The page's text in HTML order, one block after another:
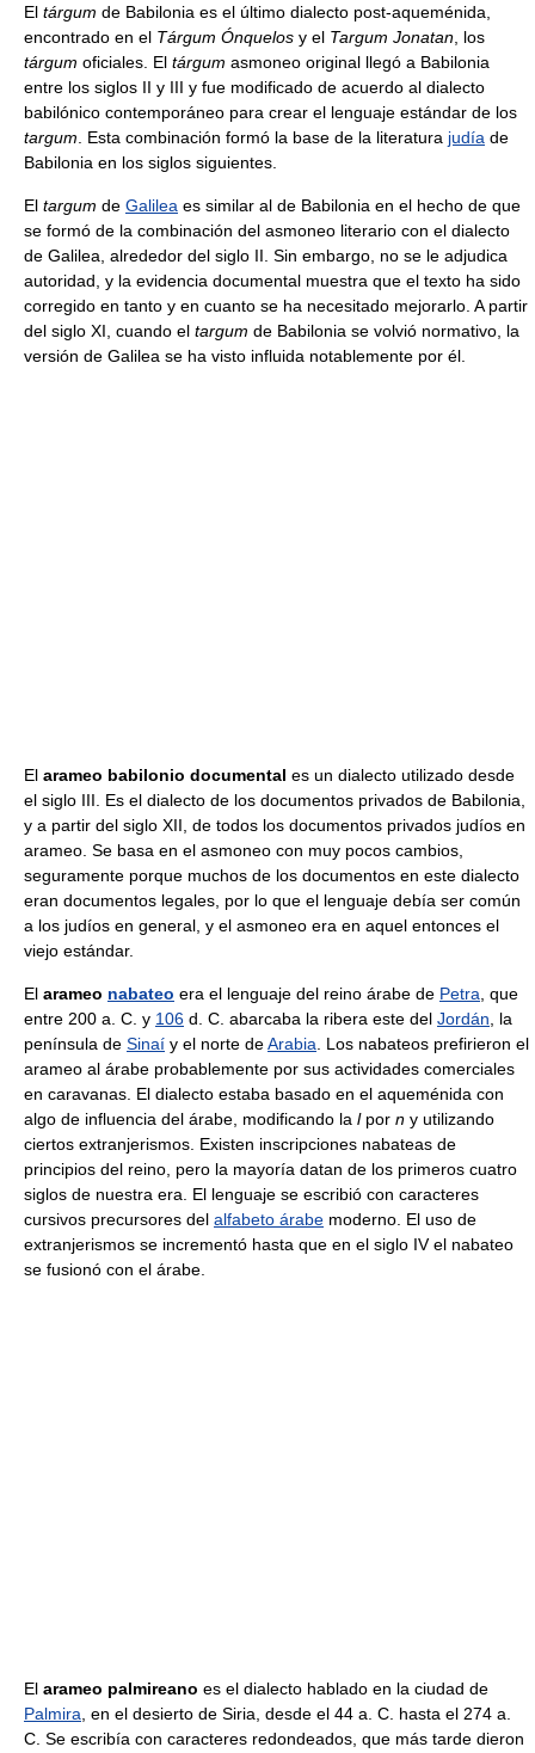
El tárgum de Babilonia es el último dialecto post-aqueménida,
encontrado en el Tárgum Ónquelos y el Targum Jonatan, los
tárgum oficiales. El tárgum asmoneo original llegó a Babilonia
entre los siglos II y III y fue modificado de acuerdo al dialecto
babilónico contemporáneo para crear el lenguaje estándar de los
targum. Esta combinación formó la base de la literatura judía de
Babilonia en los siglos siguientes.
El targum de Galilea es similar al de Babilonia en el hecho de que
se formó de la combinación del asmoneo literario con el dialecto
de Galilea, alrededor del siglo II. Sin embargo, no se le adjudica
autoridad, y la evidencia documental muestra que el texto ha sido
corregido en tanto y en cuanto se ha necesitado mejorarlo. A partir
del siglo XI, cuando el targum de Babilonia se volvió normativo, la
versión de Galilea se ha visto influida notablemente por él.
El arameo babilonio documental es un dialecto utilizado desde
el siglo III. Es el dialecto de los documentos privados de Babilonia,
y a partir del siglo XII, de todos los documentos privados judíos en
arameo. Se basa en el asmoneo con muy pocos cambios,
seguramente porque muchos de los documentos en este dialecto
eran documentos legales, por lo que el lenguaje debía ser común
a los judíos en general, y el asmoneo era en aquel entonces el
viejo estándar.
El arameo nabateo era el lenguaje del reino árabe de Petra, que
entre 200 a. C. y 106 d. C. abarcaba la ribera este del Jordán, la
península de Sinaí y el norte deArabia. Los nabateos prefirieron el
arameo al árabe probablemente por sus actividades comerciales
en caravanas. El dialecto estaba basado en el aqueménida con
algo de influencia del árabe, modificando la lpor n y utilizando
ciertos extranjerismos. Existen inscripciones nabateas de
principios del reino, pero la mayoría datan de los primeros cuatro
siglos de nuestra era. El lenguaje se escribió con caracteres
cursivos precursores del alfabeto árabe moderno. El uso de
extranjerismos se incrementó hasta que en el siglo IV el nabateo
se fusionó con el árabe.
El arameo palmireano es el dialecto hablado en la ciudad de
Palmira, en el desierto de Siria, desde el 44 a. C. hasta el 274 a.
C. Se escribía con caracteres redondeados, que más tarde dieron